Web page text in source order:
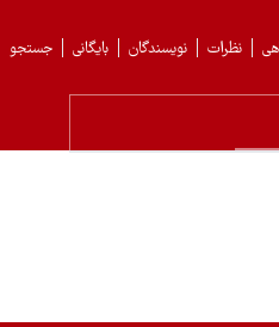
جستجو بایگانی نویسندگان نظرات